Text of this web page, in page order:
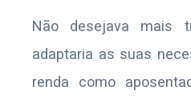
Não desejava mais
adaptaria as suas
renda como